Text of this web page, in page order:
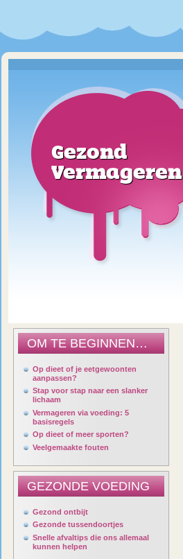
Gezond
Vermageren
OM TE BEGINNEN…
Op dieet of je eetgewoonten
aanpassen?
Stap voor stap naar een slanker
lichaam
Vermageren via voeding: 5
basisregels
Op dieet of meer sporten?
Veelgemaakte fouten
GEZONDE VOEDING
Gezond ontbijt
Gezonde tussendoortjes
Snelle afvaltips die ons allemaal
kunnen helpen